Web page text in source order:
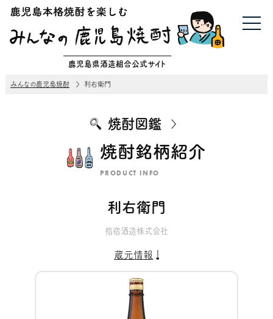
鹿児島県酒造組合公式サイト
みんなの鹿児島焼酎 利右衛門
焼酎図鑑
焼酎銘柄紹介
PRODUCT INFO
利右衛門
指宿酒造株式会社
蔵元情報